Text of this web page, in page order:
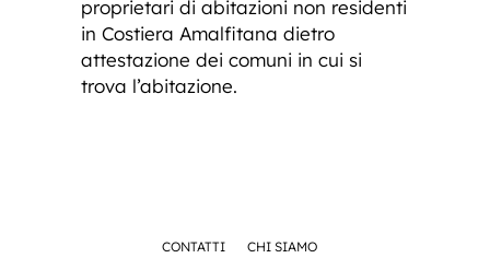
proprietari di abitazioni non residenti
in Costiera Amalfitana dietro
attestazione dei comuni in cui si
trova l’abitazione.
CONTATTI CHI SIAMO